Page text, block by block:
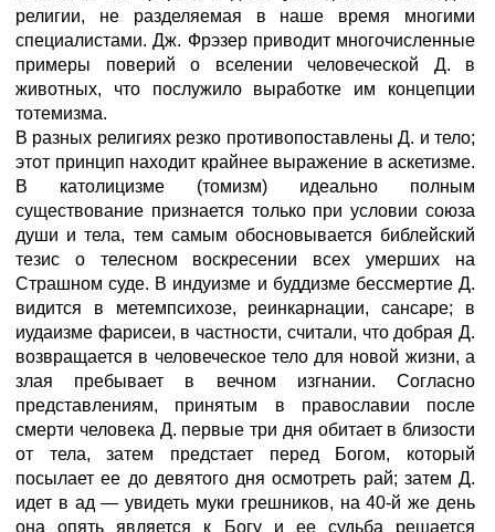
религии, не разделяемая в наше время многими
специалистами. Дж. Фрэзер приводит многочисленные
примеры поверий о вселении человеческой Д. в
животных, что послужило выработке им концепции
тотемизма.
В разных религиях резко противопоставлены Д. и тело;
этот принцип находит крайнее выражение в аскетизме.
В католицизме (томизм) идеально полным
существование признается только при условии союза
души и тела, тем самым обосновывается библейский
тезис о телесном воскресении всех умерших на
Страшном суде. В индуизме и буддизме бессмертие Д.
видится в метемпсихозе, реинкарнации, сансаре; в
иудаизме фарисеи, в частности, считали, что добрая Д.
возвращается в человеческое тело для новой жизни, а
злая пребывает в вечном изгнании. Согласно
представлениям, принятым в православии после
смерти человека Д. первые три дня обитает в близости
от тела, затем предстает перед Богом, который
посылает ее до девятого дня осмотреть рай; затем Д.
идет в ад — увидеть муки грешников, на 40-й же день
она опять является к Богу и ее судьба решается